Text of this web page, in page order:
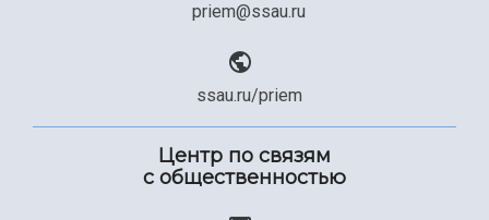
priem@ssau.ru
ssau.ru/priem
Центр по связям
с общественностью